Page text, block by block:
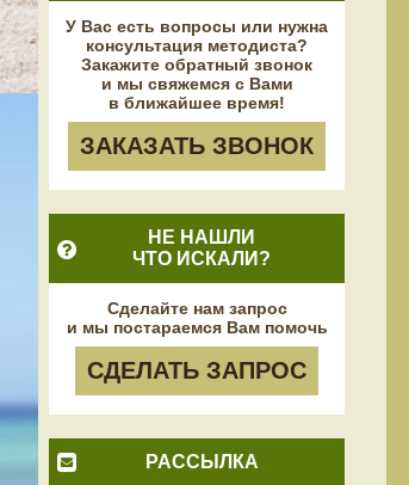
У Вас есть вопросы или нужна
консультация методиста?
Закажите обратный звонок
и мы свяжемся с Вами
в ближайшее время!
ЗАКАЗАТЬ ЗВОНОК
НЕ НАШЛИ
ЧТО ИСКАЛИ?
Сделайте нам запрос
и мы постараемся Вам помочь
СДЕЛАТЬ ЗАПРОС
РАССЫЛКА